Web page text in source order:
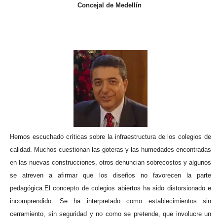
Concejal de Medellín
Hemos escuchado críticas sobre la infraestructura de los colegios de
calidad. Muchos cuestionan las goteras y las humedades encontradas
en las nuevas construcciones, otros denuncian sobrecostos y algunos
se atreven a afirmar que los diseños no favorecen la parte
pedagógica. El concepto de colegios abiertos ha sido distorsionado e
incomprendido. Se ha interpretado como establecimientos sin
cerramiento, sin seguridad y no como se pretende, que involucre un